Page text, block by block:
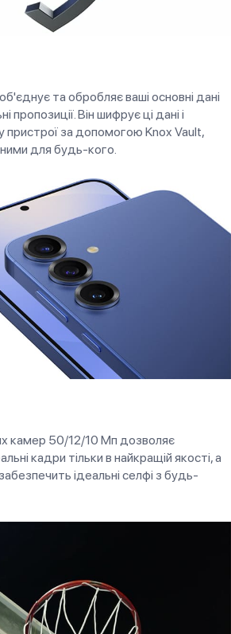
та обробляє ваші основні дані
пропозиції. Він шифрує ці дані і
пристрої за допомогою Knox Vault,
для будь-кого.
камер 50/12/10 Мп дозволяє
кадри тільки в найкращій якості, а
ідеальні селфі з будь-